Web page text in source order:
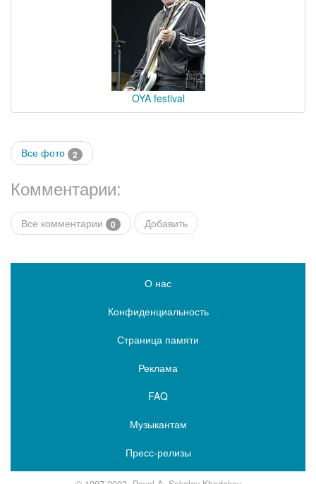
OYA festival
Все фото 2
Комментарии:
Все комментарии 0 Добавить
О нас
Конфиденциальность
Страница памяти
Реклама
FAQ
Музыкантам
Пресс-релизы